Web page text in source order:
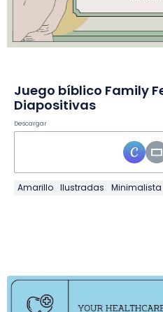
Juego bíblico Family
Diapositivas
Descargar
Amarillo Ilustradas Minimalista